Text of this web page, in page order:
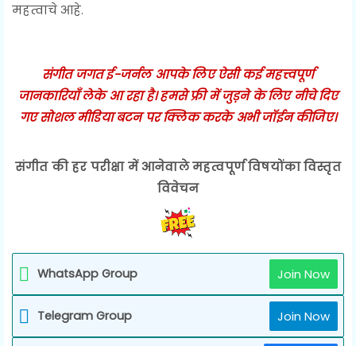
महत्वाचे आहे.
संगीत जगत ई-जर्नल आपके लिए ऐसी कई महत्त्वपूर्ण
जानकारियाँ लेके आ रहा है। हमसे फ्री में जुड़ने के लिए नीचे दिए
गए सोशल मीडिया बटन पर क्लिक करके अभी जॉईन कीजिए।
संगीत की हर परीक्षा में आनेवाले महत्वपूर्ण विषयोंका विस्तृत
विवेचन
WhatsApp Group Join Now
Telegram Group Join Now